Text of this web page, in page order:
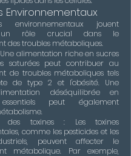
Environnementaux
environnementaux jouent
un rôle crucial dans le
des troubles métaboliques.
alimentation riche en sucres
saturées peut contribuer au
de troubles métaboliques tels
de type 2 et l'obésité. Une
déséquilibrée en
peut également
des toxines : Les toxines
comme les pesticides et les
peuvent affecter le
métabolique. Par exemple,